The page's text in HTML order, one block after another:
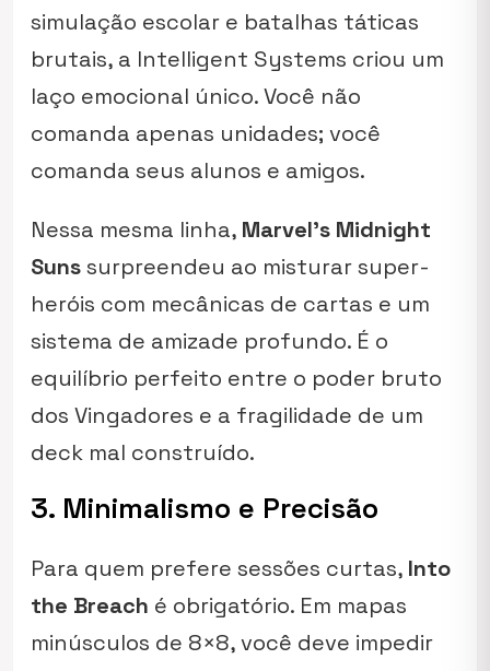
simulação escolar e batalhas táticas
brutais, a Intelligent Systems criou um
laço emocional único. Você não
comanda apenas unidades; você
comanda seus alunos e amigos.
Nessa mesma linha, Marvel’s Midnight
Sunssurpreendeu ao misturar super-
heróis com mecânicas de cartas e um
sistema de amizade profundo. É o
equilíbrio perfeito entre o poder bruto
dos Vingadores e a fragilidade de um
deck mal construído.
3. Minimalismo e Precisão
Para quem prefere sessões curtas, Into
the Breach é obrigatório. Em mapas
minúsculos de 8×8, você deve impedir